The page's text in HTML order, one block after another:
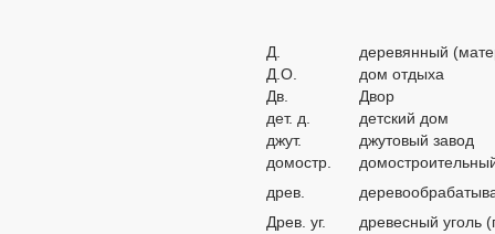
Д.
деревянный
Д.О.
дом отдыха
Дв.
Двор
дет. д.
детский дом
джут.
джутовый завод
домостр.
древ.
Древ. уг.
древесный уголь